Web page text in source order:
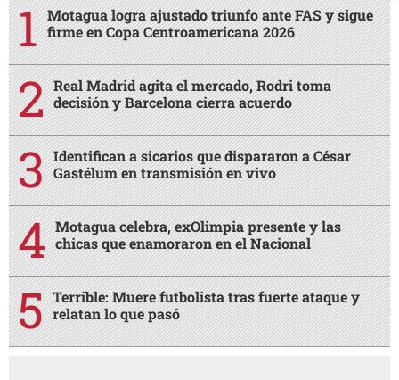
Motagua logra ajustado triunfo ante FAS y sigue
firme en Copa Centroamericana 2026
Real Madrid agita el mercado, Rodri toma
decisión y Barcelona cierra acuerdo
Identifican a sicarios que dispararon a César
Gastélum en transmisión en vivo
Motagua celebra, exOlimpia presente y las
chicas que enamoraron en el Nacional
Terrible: Muere futbolista tras fuerte ataque y
relatan lo que pasó